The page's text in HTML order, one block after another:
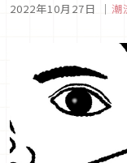
迷之間引發了「櫻井
2022年10月27日 ｜ 潮